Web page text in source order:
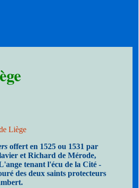
Liège
offert en 1525 ou 1531 par
et Richard de Mérode,
tenant l'écu de la Cité -
des deux saints protecteurs